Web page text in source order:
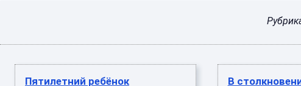
Пятилетний ребёнок
В